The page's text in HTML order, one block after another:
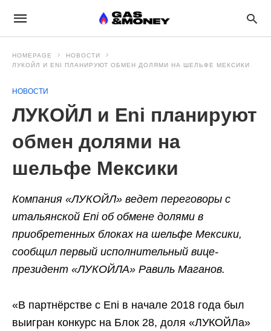
HOMEPAGE
НОВОСТИ
ЛУКОЙЛ И ENI ПЛАНИРУЮТ ОБМЕН ДОЛЯМИ НА ШЕЛЬФЕ МЕКСИКИ
НОВОСТИ
ЛУКОЙЛ и Eni планируют
обмен долями на
шельфе Мексики
Компания «ЛУКОЙЛ» ведет переговоры с
итальянской Eni об обмене долями в
приобретенных блоках на шельфе Мексики,
сообщил первый исполнительный вице-
президент «ЛУКОЙЛА» Равиль Маганов.
«В партнёрстве с Eni в начале 2018 года был
выигран конкурс на Блок 28, доля «ЛУКОЙЛа»